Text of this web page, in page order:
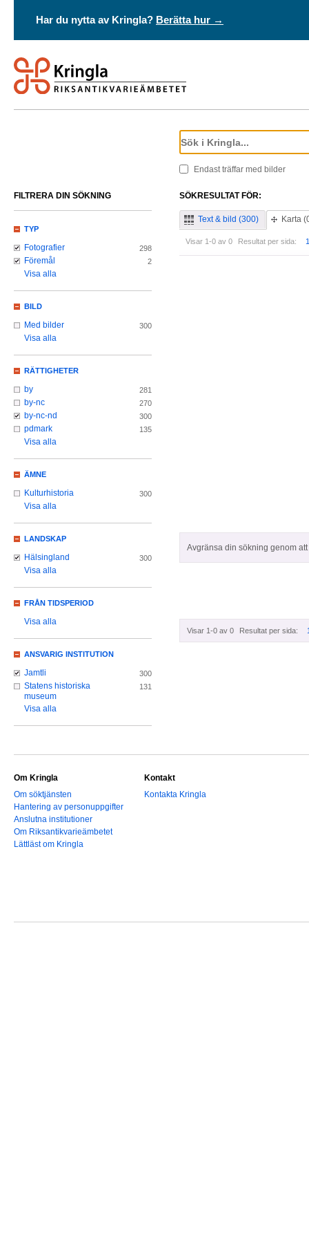
Har du nytta av Kringla? Berätta hur →
Endast träffar med bilder
SÖKRESULTAT FÖR:
Text & bild (300) Karta
Visar 1-0 av 0 Resultat per sida:
Avgränsa din sökning genom
Visar 1-0 av 0 Resultat per sida:
FILTRERA DIN SÖKNING
TYP
Fotografier 298
Föremål 2
Visa alla
BILD
Med bilder 300
Visa alla
RÄTTIGHETER
by 281
by-nc 270
by-nc-nd 300
pdmark 135
Visa alla
ÄMNE
Kulturhistoria 300
Visa alla
LANDSKAP
Hälsingland 300
Visa alla
FRÅN TIDSPERIOD
Visa alla
ANSVARIG INSTITUTION
Jamtli 300
Statens historiska
museum
131
Visa alla
Om Kringla
Om söktjänsten
Hantering av personuppgifter
Anslutna institutioner
Om Riksantikvarieämbetet
Lättläst om Kringla
Kontakt
Kontakta Kringla